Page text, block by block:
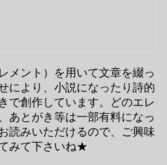
メント）を用いて文章を綴っ
により、小説になったり詩的
で創作しています。どのエレ
あとがき等は一部有料になっ
読みいただけるので、ご興味
みて下さいね★